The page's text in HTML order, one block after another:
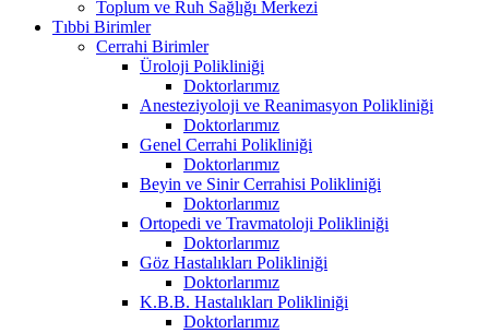
Toplum ve Ruh Sağlığı Merkezi
Tıbbi Birimler
Cerrahi Birimler
Üroloji Polikliniği
Doktorlarımız
Anesteziyoloji ve Reanimasyon Polikliniği
Doktorlarımız
Genel Cerrahi Polikliniği
Doktorlarımız
Beyin ve Sinir Cerrahisi Polikliniği
Doktorlarımız
Ortopedi ve Travmatoloji Polikliniği
Doktorlarımız
Göz Hastalıkları Polikliniği
Doktorlarımız
K.B.B. Hastalıkları Polikliniği
Doktorlarımız